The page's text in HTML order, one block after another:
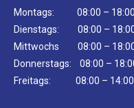
Montags: 08:00 – 18:00
Dienstags: 08:00 –
Mittwochs 08:00 –
Donnerstags: 08:00 –
Freitags: 08:00 – 14:00